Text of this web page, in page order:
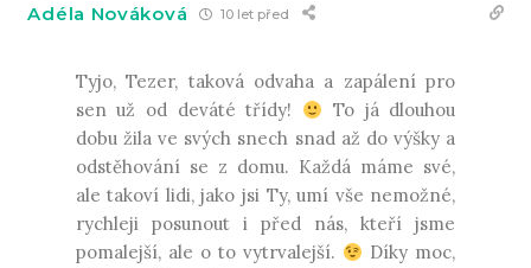
Adéla Nováková 10 let před
Tyjo, Tezer, taková odvaha a zapálení pro
sen už od deváté třídy!
To já dlouhou
dobu žila ve svých snech snad až do výšky a
odstěhování se z domu. Každá máme své,
ale takoví lidi, jako jsi Ty, umí vše nemožné,
rychleji posunout i před nás, kteří jsme
pomalejší, ale o to vytrvalejší.
Díky moc,